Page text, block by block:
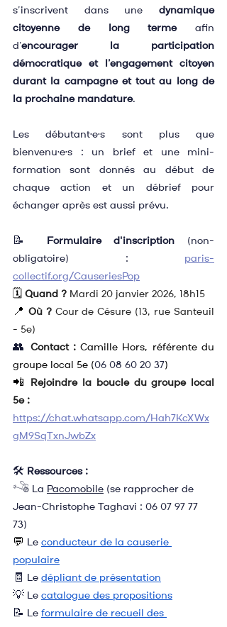
s’inscrivent dans une dynamique
citoyenne de long terme afin
d’encourager la participation
démocratique et l’engagement citoyen
durant la campagne et tout au long de
la prochaine mandature.
Les débutant·e·s sont plus que
bienvenu·e·s : un brief et une mini-
formation sont donnés au début de
chaque action et un débrief pour
échanger après est aussi prévu.
📝 Formulaire d'inscription (non-
obligatoire) : paris-
collectif.org/CauseriesPop
🗓️ Quand ? Mardi 20 janvier 2026, 18h15
📍 Où ? Cour de Césure (13, rue Santeuil
- 5e)
👥
Contact : Camille Hors, référente du
groupe local 5e (06 08 60 20 37)
📲
Rejoindre la boucle du groupe local
5e :
https://chat.whatsapp.com/Hah7KcXWx
gM9SqTxnJwbZx
🛠️ Ressources :
𓌝 La Pacomobile (se rapprocher de
Jean-Christophe Taghavi : 06 07 97 77
73)
💬 Le conducteur de la causerie
populaire
🧾
Le dépliant de présentation
💡 Le catalogue des propositions
📝 Le formulaire de recueil des